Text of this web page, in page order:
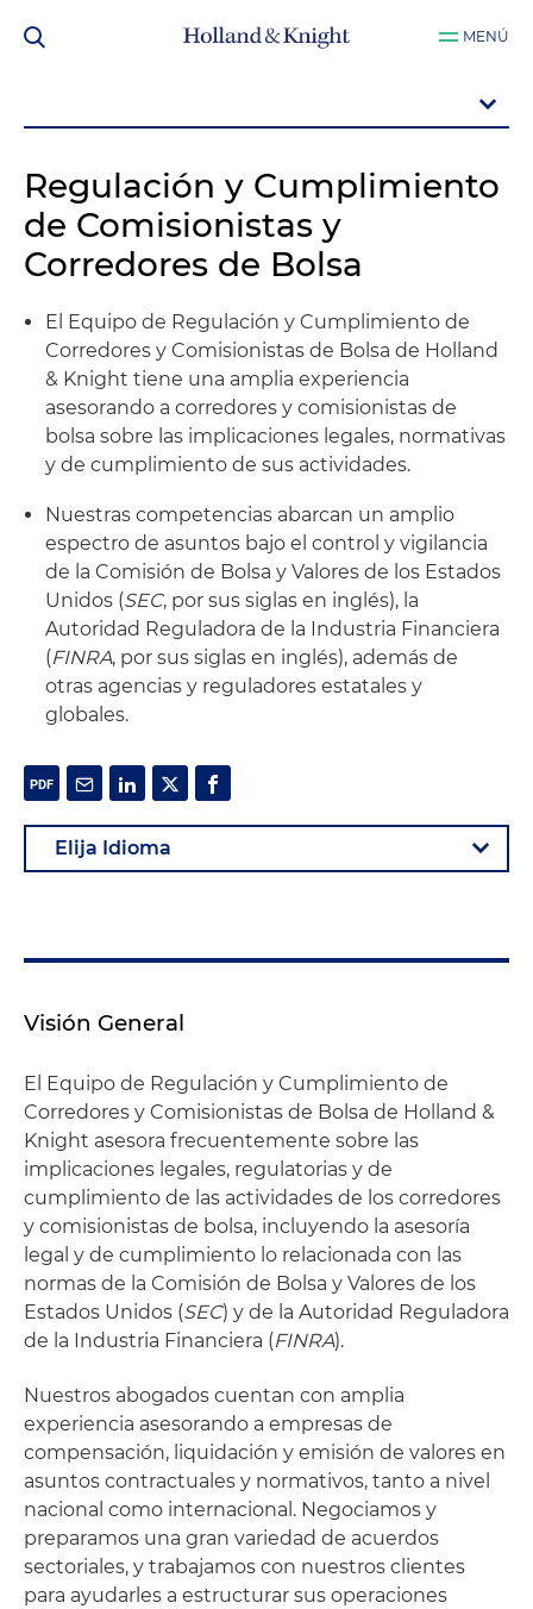
MENÚ
Regulación y Cumplimiento
de Comisionistas y
Corredores de Bolsa
El Equipo de Regulación y Cumplimiento de
Corredores y Comisionistas de Bolsa de Holland
& Knight tiene una amplia experiencia
asesorando a corredores y comisionistas de
bolsa sobre las implicaciones legales, normativas
y de cumplimiento de sus actividades.
Nuestras competencias abarcan un amplio
espectro de asuntos bajo el control y vigilancia
de la Comisión de Bolsa y Valores de los Estados
Unidos (SEC, por sus siglas en inglés), la
Autoridad Reguladora de la Industria Financiera
(FINRA, por sus siglas en inglés), además de
otras agencias y reguladores estatales y
globales.
Visión General
El Equipo de Regulación y Cumplimiento de
Corredores y Comisionistas de Bolsa de Holland &
Knight asesora frecuentemente sobre las
implicaciones legales, regulatorias y de
cumplimiento de las actividades de los corredores
y comisionistas de bolsa, incluyendo la asesoría
legal y de cumplimiento lo relacionada con las
normas de la Comisión de Bolsa y Valores de los
Estados Unidos (SEC) y de la Autoridad Reguladora
de la Industria Financiera (FINRA).
Nuestros abogados cuentan con amplia
experiencia asesorando a empresas de
compensación, liquidación y emisión de valores en
asuntos contractuales y normativos, tanto a nivel
nacional como internacional. Negociamos y
preparamos una gran variedad de acuerdos
sectoriales, y trabajamos con nuestros clientes
para ayudarles a estructurar sus operaciones